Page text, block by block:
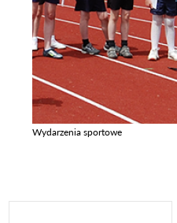
Wydarzenia sportowe